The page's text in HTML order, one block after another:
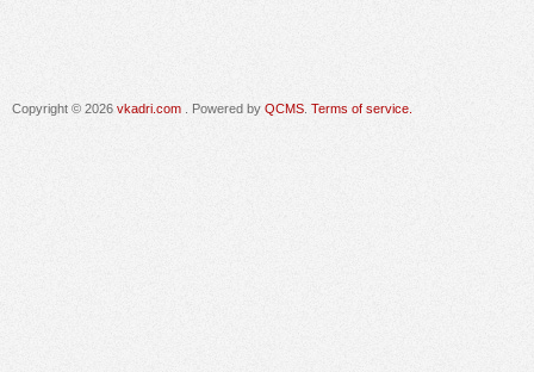
Copyright © 2026 vkadri.com . Powered by QCMS Terms of service.